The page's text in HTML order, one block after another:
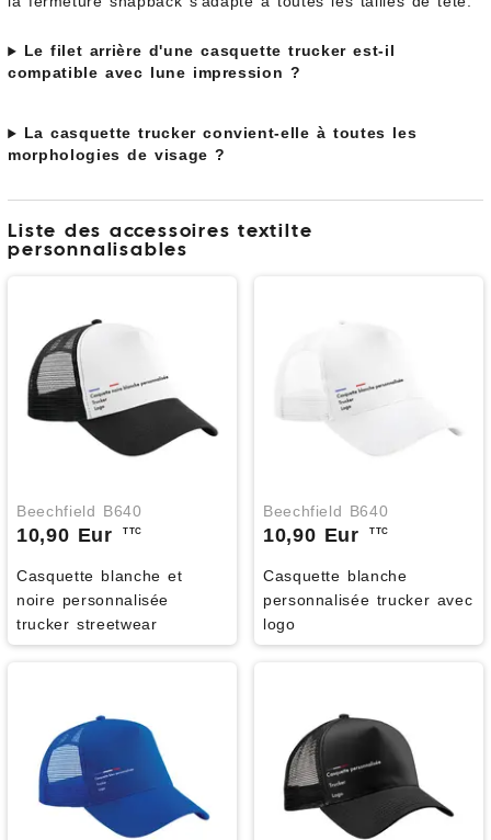
Le filet arrière d'une casquette trucker est-il
compatible avec lune impression ?
La casquette trucker convient-elle à toutes les
morphologies de visage ?
Liste des accessoires textilte
personnalisables
Beechfield B640
10,90 Eur TTC
Casquette blanche et
noire personnalisée
trucker streetwear
Beechfield B640
10,90 Eur TTC
Casquette blanche
personnalisée trucker avec
logo